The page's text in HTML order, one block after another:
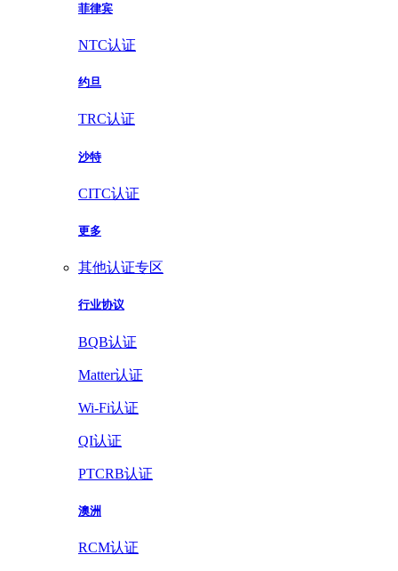
菲律宾
NTC认证
约旦
TRC认证
沙特
CITC认证
更多
其他认证专区
行业协议
BQB认证
Matter认证
Wi-Fi认证
QI认证
PTCRB认证
澳洲
RCM认证